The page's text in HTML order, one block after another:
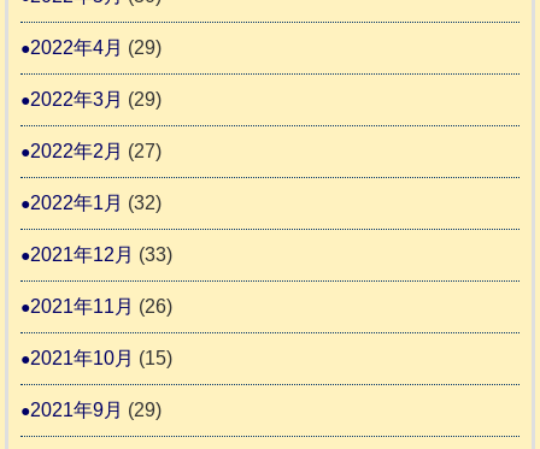
2022年4月 (29)
2022年3月 (29)
2022年2月 (27)
2022年1月 (32)
2021年12月 (33)
2021年11月 (26)
2021年10月 (15)
2021年9月 (29)